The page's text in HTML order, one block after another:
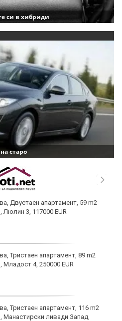
си в хибриди
старо
Двустаен апартамент, 59 m2
Люлин 3, 117000 EUR
Тристаен апартамент, 89 m2
Младост 4, 250000 EUR
Тристаен апартамент, 116 m2
Манастирски ливади Запад,